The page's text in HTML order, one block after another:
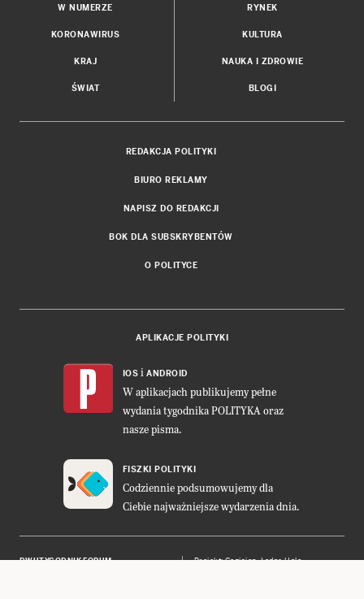
W NUMERZE
KORONAWIRUS
KRAJ
ŚWIAT
RYNEK
KULTURA
NAUKA I ZDROWIE
BLOGI
REDAKCJA POLITYKI
BIURO REKLAMY
NAPISZ DO REDAKCJI
BOK DLA SUBSKRYBENTÓW
O POLITYCE
APLIKACJE POLITYKI
IOS i ANDROID
W aplikacjach publikujemy pełne
wydania tygodnika POLITYKA oraz
nasze pisma.
FISZKI POLITYKI
Codziennie podsumowujemy dla
Ciebie najważniejsze wydarzenia dnia.
DWUTYGODNIK FORUM Projekt:Cogision,Ładne Halo